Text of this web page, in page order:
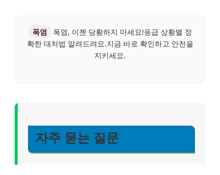
폭염
폭염, 이젠 당황하지 마세요!응급 상황별 정
확한 대처법 알려드려요.지금 바로 확인하고 안전을
지키세요.
자주 묻는 질문